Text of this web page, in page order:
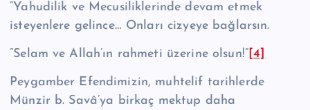
“Yahudilik ve Mecusiliklerinde devam etmek
isteyenlere gelince… Onları cizyeye bağlarsın.
“Selam ve Allah’ın rahmeti üzerine olsun!” [4]
Peygamber Efendimizin, muhtelif tarihlerde
Münzir b. Savâ’ya birkaç mek­tup daha